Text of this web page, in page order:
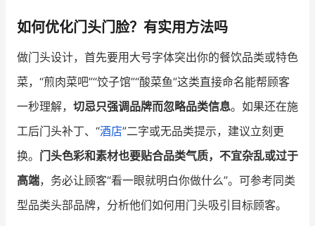
如何优化门头门脸？有实用方法吗
做门头设计，首先要用大号字体突出你的餐饮品类或特色
菜，“煎肉菜吧”“饺子馆”“酸菜鱼”这类直接命名能帮顾客
一秒理解， 切忌只强调品牌而忽略品类信息。如果还在施
工后门头补丁、“酒店”二字或无品类提示，建议立刻更
换。 门头色彩和素材也要贴合品类气质，不宜杂乱或过于
高端，务必让顾客“看一眼就明白你做什么”。可参考同类
型品类头部品牌，分析他们如何用门头吸引目标顾客。